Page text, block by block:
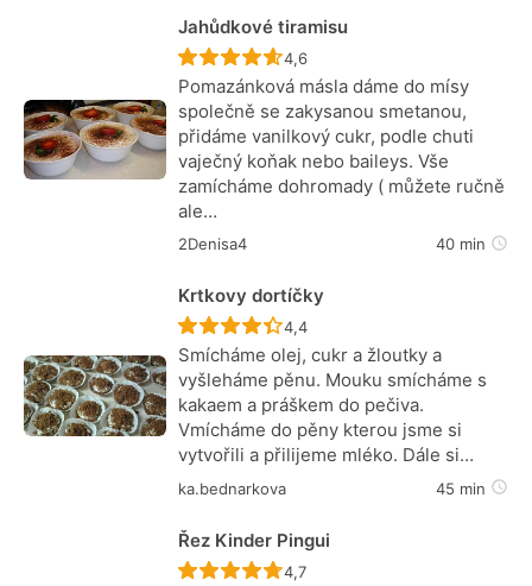
Jahůdkové tiramisu
Recept ještě nebyl hodnocen
4,6
Pomazánková másla dáme do mísy
společně se zakysanou smetanou,
přidáme vanilkový cukr, podle chuti
vaječný koňak nebo baileys. Vše
zamícháme dohromady ( můžete ručně
ale…
2Denisa4 40 min
Krtkovy dortíčky
Recept ještě nebyl hodnocen
4,4
Smícháme olej, cukr a žloutky a
vyšleháme pěnu. Mouku smícháme s
kakaem a práškem do pečiva.
Vmícháme do pěny kterou jsme si
vytvořili a přilijeme mléko. Dále si…
ka.bednarkova 45 min
Řez Kinder Pingui
Recept ještě nebyl hodnocen
4,7